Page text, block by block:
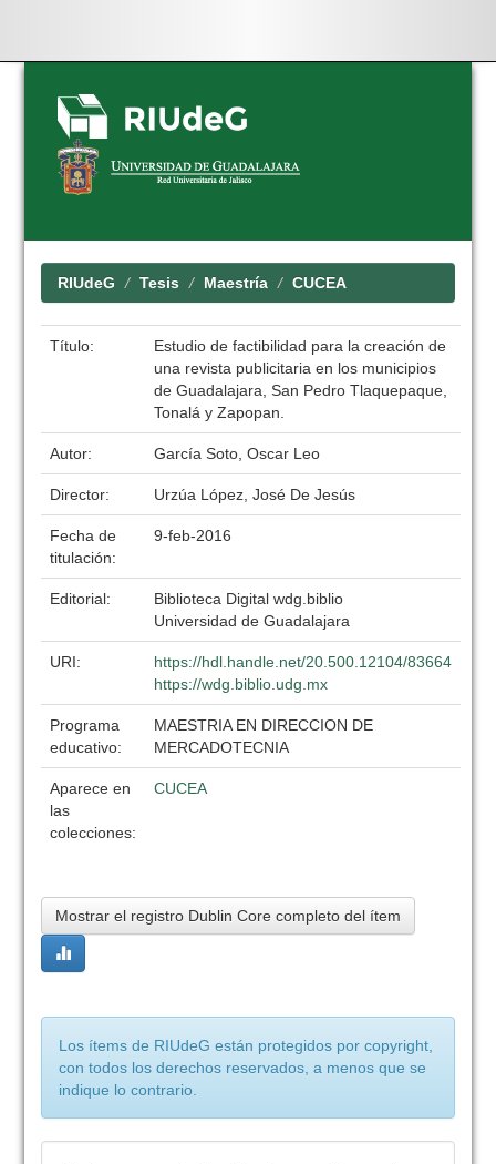
Skip
navigation
RIUdeG Tesis Maestría CUCEA
Título:
Estudio de factibilidad para la creación de
una revista publicitaria en los municipios
de Guadalajara, San Pedro Tlaquepaque,
Tonalá y Zapopan.
Autor: García Soto, Oscar Leo
Director: Urzúa López, José De Jesús
Fecha de
titulación:
9-feb-2016
Editorial:
Biblioteca Digital wdg.biblio
Universidad de Guadalajara
URI:
https://hdl.handle.net/20.500.12104/83664
https://wdg.biblio.udg.mx
Programa
educativo:
MAESTRIA EN DIRECCION DE
MERCADOTECNIA
Aparece en
las
colecciones:
CUCEA
Mostrar el registro Dublin Core completo del ítem
Los ítems de RIUdeG están protegidos por copyright,
con todos los derechos reservados, a menos que se
indique lo contrario.